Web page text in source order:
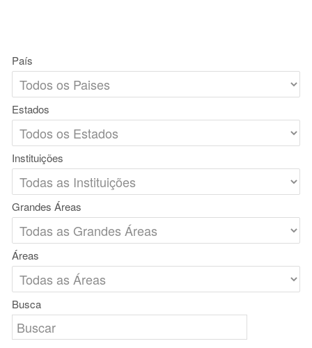
País
Estados
Instituições
Grandes Áreas
Áreas
Busca